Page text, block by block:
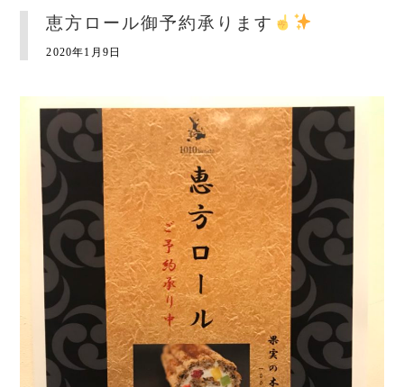
恵方ロール御予約承ります
2020年1月9日